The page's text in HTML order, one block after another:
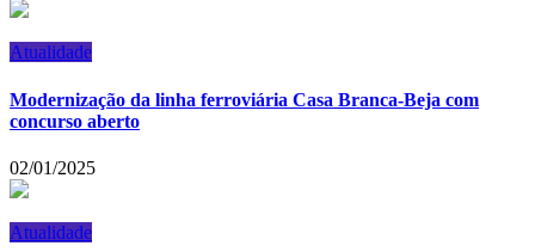
Atualidade
Modernização da linha ferroviária Casa Branca-Beja com
concurso aberto
02/01/2025
Atualidade